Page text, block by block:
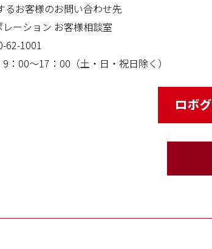
るお客様のお問い合わせ先
ーション お客様相談室
62-1001
00～17：00（土・日・祝日除く）